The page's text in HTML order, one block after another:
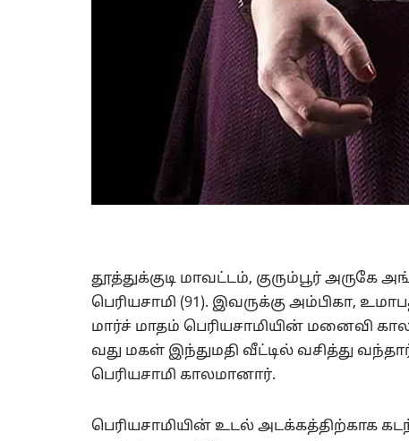
தூத்துக்குடி மாவட்டம், குரும்பூர்
பெரியசாமி (91). இவருக்கு அம்பிகா,
மார்ச் மாதம் பெரியசாமியின் மனைவி
வது மகள் இந்துமதி வீட்டில் வசித்து
பெரியசாமி காலமானார்.
பெரியசாமியின் உடல் அடக்கத்திற்காக